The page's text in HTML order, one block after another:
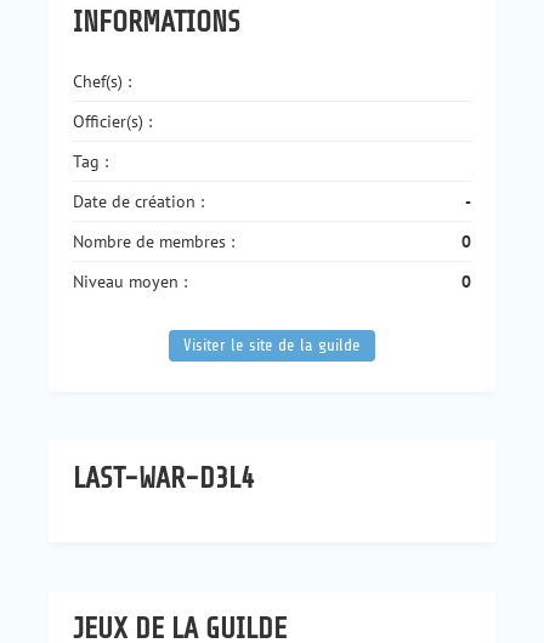
INFORMATIONS
Chef(s) :
Officier(s) :
Tag :
Date de création :
-
Nombre de membres :
0
Niveau moyen :
0
Visiter le site de la guilde
LAST-WAR-D3L4
JEUX DE LA GUILDE